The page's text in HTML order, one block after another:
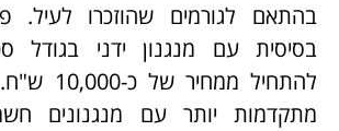
בהתאם לגורמים שהוזכרו לעיל.
בסיסית עם מנגנון ידני בגודל
להתחיל
מתקדמות יותר עם מנגנונים